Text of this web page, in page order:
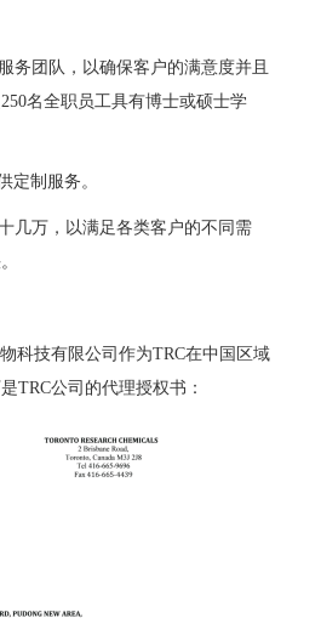
务团队，以确保客户的满意度并且
名全职员工具有博士或硕士学
定制服务。
几万，以满足各类客户的不同需
科技有限公司作为TRC在中国区域
是TRC公司的代理授权书：